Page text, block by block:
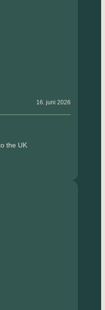
16. juni 2026
the UK